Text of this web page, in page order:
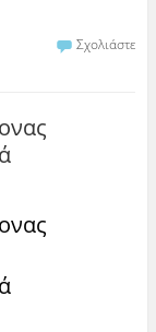
Σχολιάστε